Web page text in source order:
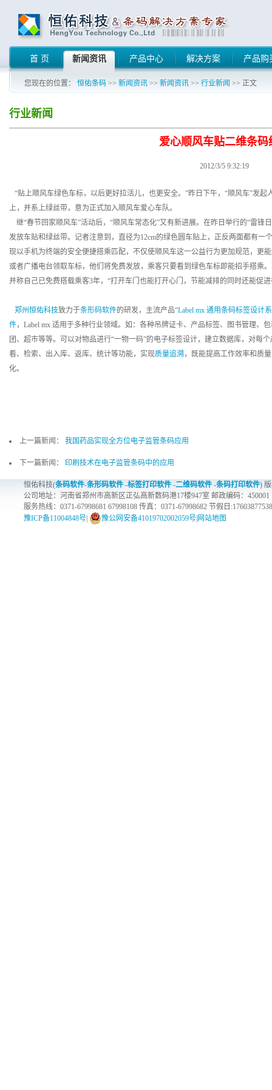
首 页 新闻资讯 产品中心 解决方案 产品购
您现在的位置： 恒佑条码 >> 新闻资讯 >> 新闻资讯 >> 行业新闻 >> 正文
行业新闻
爱心顺风车贴二维条码
2012/3/5 9:32:19
“贴上顺风车绿色车标，以后更好拉活儿，也更安全。”昨日下午，“顺风车”发
上，并系上绿丝带，意为正式加入顺风车爱心车队。
继“春节回家顺风车”活动后，“顺风车常态化”又有新进展。在昨日举行的“雷锋
发放车贴和绿丝带。记者注意到，直径为12cm的绿色圆车贴上，正反两面都有一个
现以手机为终端的安全便捷搭乘匹配，不仅使顺风车这一公益行为更加规范，更
或者广播电台领取车标，他们将免费发放，乘客只要看到绿色车标即能招手搭乘
并称自己已免费搭载乘客3年，“打开车门也能打开心门，节能减排的同时还能促
郑州恒佑科技致力于条形码软件的研发，主流产品“Label mx 通用条码标签设计
件，Label mx 适用于多种行业领域。如：各种吊牌证卡、产品标签、图书管理、
团、超市等等。可以对物品进行“一物一码”的电子标签设计，建立数据库，对每
看、检索、出入库、返库、统计等功能，实现质量追溯 ，既能提高工作效率和质
化。
上一篇新闻： 我国药品实现全方位电子监管条码应用
下一篇新闻： 印刷技术在电子监管条码中的应用
恒佑科技(条码软件-条形码软件 -标签打印软件 -二维码软件 -条码打印软件)
公司地址：河南省郑州市高新区正弘高新数码港17楼947室 邮政编码：450001
服务热线：0371-67998681 67998108 传真：0371-67998682 节假日:17603877538
豫ICP备11004848号
豫公网安备41019702002059号 网站地图